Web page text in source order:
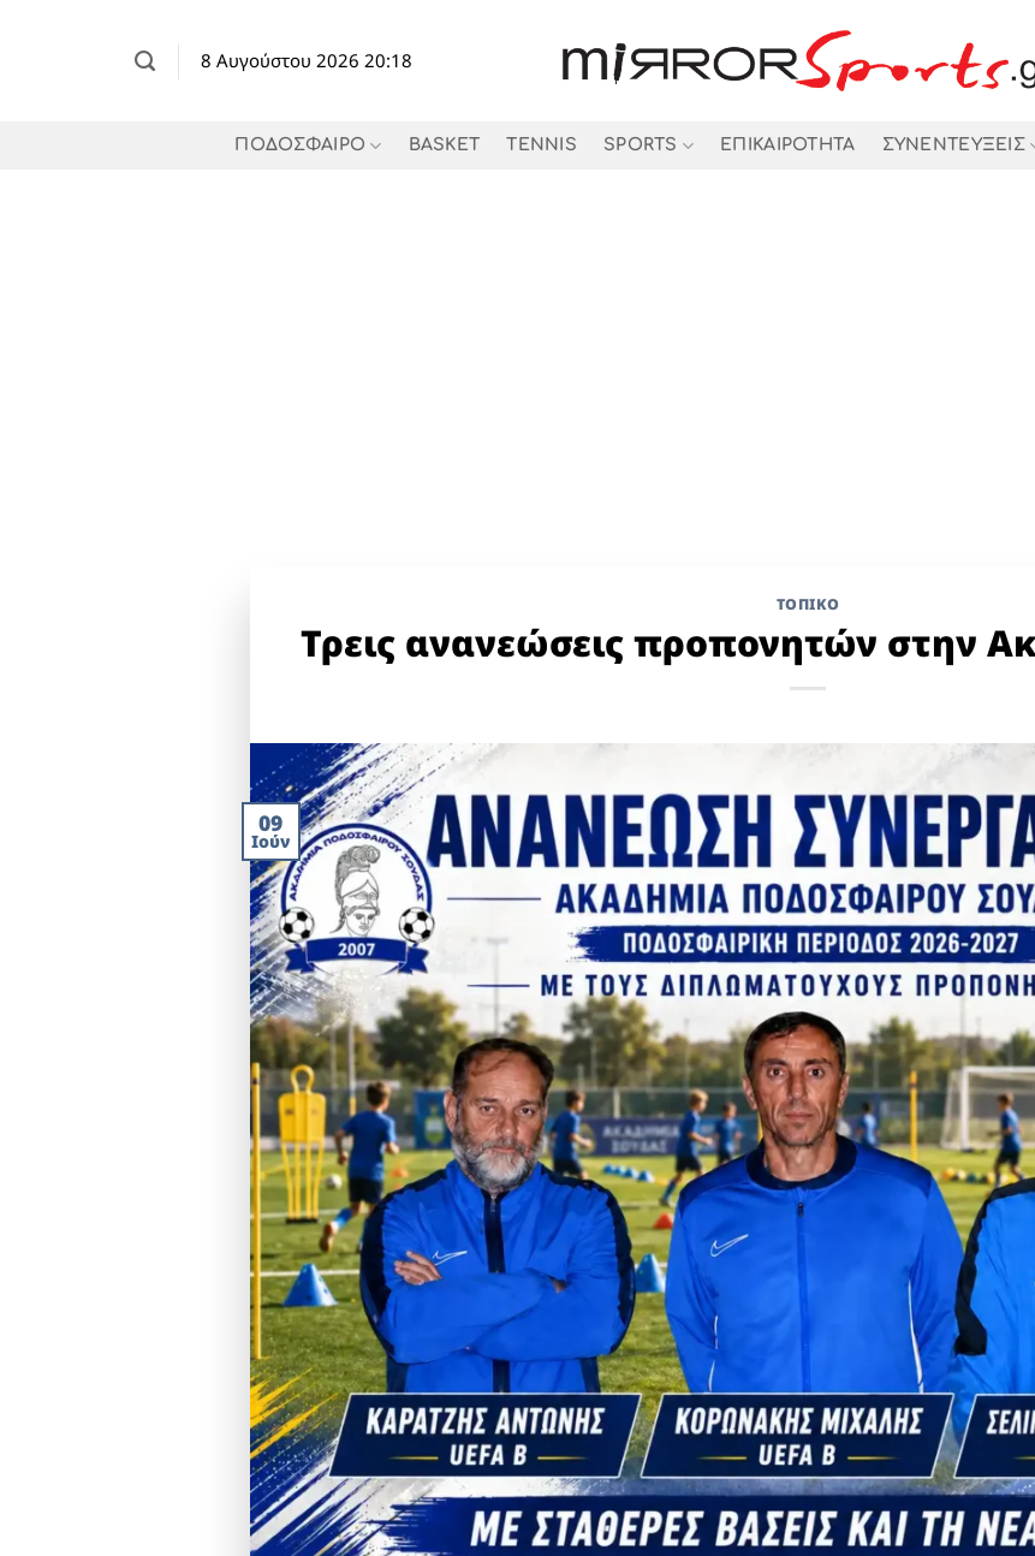
8 Αυγούστου 2026 20:18
ΠΟΔΟΣΦΑΙΡΟ BASKET TENNIS SPORTS ΕΠΙΚΑΙΡΟΤΗΤΑ ΣΥΝΕΝΤΕΥΞΕΙΣ
ΤΟΠΙΚΌ
Τρεις ανανεώσεις προπονητών στην
09
Ιούν